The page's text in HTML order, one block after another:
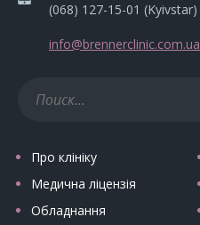
(068) 127-15-01 (Kyivstar)
info@brennerclinic.com.ua
Про клініку
Медична ліцензія
Обладнання